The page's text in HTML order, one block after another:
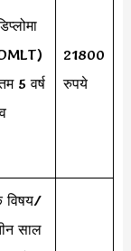
5 वर्ष
21800
रुपये
विषय/
साल